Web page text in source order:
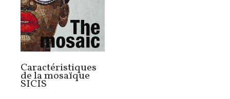
Caractéristiques
de la mosaïque
SICIS